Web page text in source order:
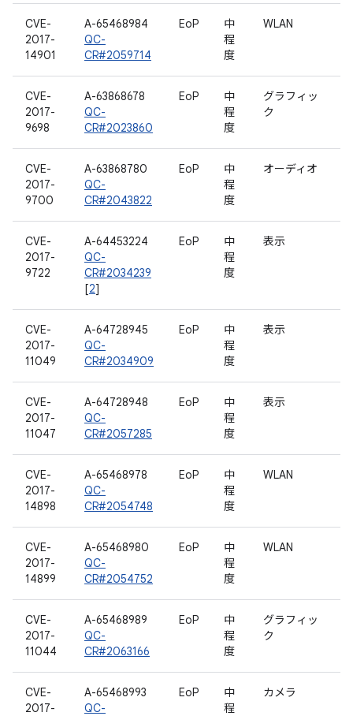
CVE-
2017-
14901
A-65468984
QC-
CR#2059714
EoP
中
程
度
WLAN
CVE-
2017-
9698
A-63868678
QC-
CR#2023860
EoP
中
程
度
グラフィッ
ク
CVE-
2017-
9700
A-63868780
QC-
CR#2043822
EoP
中
程
度
オーディオ
CVE-
2017-
9722
A-64453224
QC-
CR#2034239
[2]
EoP
中
程
度
表示
CVE-
2017-
11049
A-64728945
QC-
CR#2034909
EoP
中
程
度
表示
CVE-
2017-
11047
A-64728948
QC-
CR#2057285
EoP
中
程
度
表示
CVE-
2017-
14898
A-65468978
QC-
CR#2054748
EoP
中
程
度
WLAN
CVE-
2017-
14899
A-65468980
QC-
CR#2054752
EoP
中
程
度
WLAN
CVE-
2017-
11044
A-65468989
QC-
CR#2063166
EoP
中
程
度
グラフィッ
ク
CVE-
2017-
A-65468993
QC-
EoP
中
程
カメラ